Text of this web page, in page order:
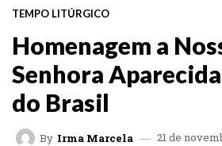
TEMPO LITÚRGICO
Homenagem a
Senhora
do Brasil
By Irma Marcela 21 de